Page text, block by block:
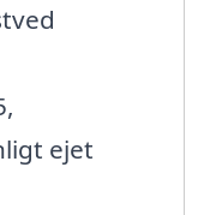
ejet